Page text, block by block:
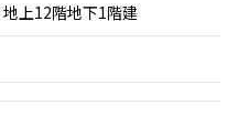
上12階地下1階建